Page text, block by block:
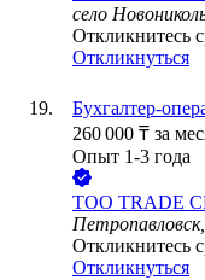
село
Откликнитесь
Откликнуться
Бухгалтер-
260 000 ₸ за
Опыт 1-3 года
ТОО TRADE
Откликнитесь
Откликнуться